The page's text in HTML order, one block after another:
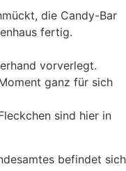
die Candy-Bar
fertig.
vorverlegt.
ganz für sich
sind hier in
befindet